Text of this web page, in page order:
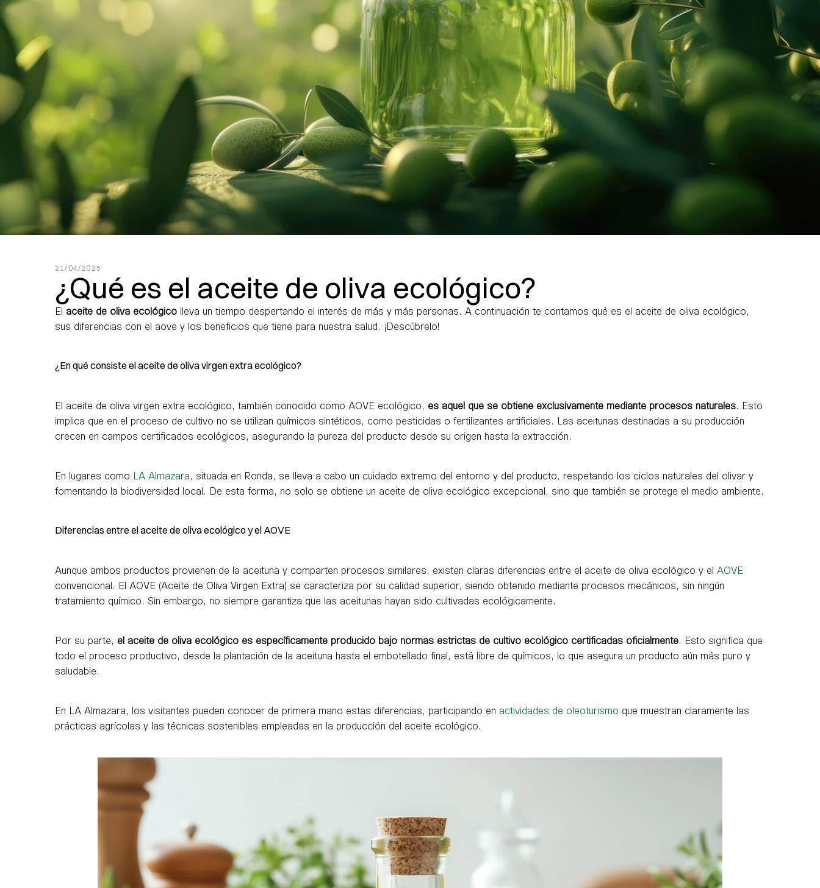
21/04/2025
¿Qué es el aceite de oliva ecológico?
El aceite de oliva ecológico lleva un tiempo despertando el interés de más y más personas. A continuación te contamos qué es el aceite de oliva ecológico,
sus diferencias con el aove y los beneficios que tiene para nuestra salud. ¡Descúbrelo!
¿En qué consiste el aceite de oliva virgen extra ecológico?
El aceite de oliva virgen extra ecológico, también conocido como AOVE ecológico, es aquel que se obtiene exclusivamente mediante procesos naturales. Esto
implica que en el proceso de cultivo no se utilizan químicos sintéticos, como pesticidas o fertilizantes artificiales. Las aceitunas destinadas a su producción
crecen en campos certificados ecológicos, asegurando la pureza del producto desde su origen hasta la extracción.
En lugares como LA Almazara, situada en Ronda, se lleva a cabo un cuidado extremo del entorno y del producto, respetando los ciclos naturales del olivar y
fomentando la biodiversidad local. De esta forma, no solo se obtiene un aceite de oliva ecológico excepcional, sino que también se protege el medio ambiente.
Diferencias entre el aceite de oliva ecológico y el AOVE
Aunque ambos productos provienen de la aceituna y comparten procesos similares, existen claras diferencias entre el aceite de oliva ecológico y el AOVE
convencional. El AOVE (Aceite de Oliva Virgen Extra) se caracteriza por su calidad superior, siendo obtenido mediante procesos mecánicos, sin ningún
tratamiento químico. Sin embargo, no siempre garantiza que las aceitunas hayan sido cultivadas ecológicamente.
Por su parte, el aceite de oliva ecológico es específicamente producido bajo normas estrictas de cultivo ecológico certificadas oficialmente. Esto significa que
todo el proceso productivo, desde la plantación de la aceituna hasta el embotellado final, está libre de químicos, lo que asegura un producto aún más puro y
saludable.
En LA Almazara, los visitantes pueden conocer de primera mano estas diferencias, participando en actividades de oleoturismo que muestran claramente las
prácticas agrícolas y las técnicas sostenibles empleadas en la producción del aceite ecológico.